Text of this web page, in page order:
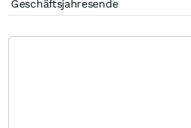
Geschäftsjahresende